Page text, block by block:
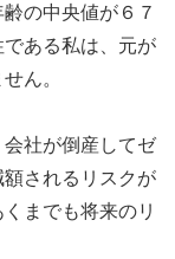
の中央値が６７
ある私は、元が
ん。
社が倒産してゼ
されるリスクが
までも将来のリ